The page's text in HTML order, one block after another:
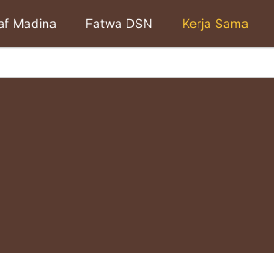
Madina Fatwa DSN Kerja Sama